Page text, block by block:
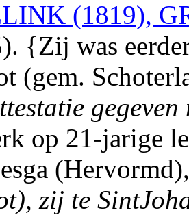
(1819),
{Zij was
(gem.
op 21-jarige
zij te